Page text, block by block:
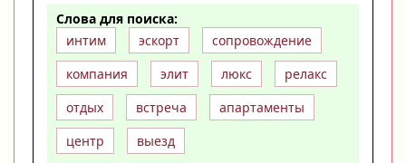
Слова для поиска:
интим
эскорт
сопровождение
компания
элит люкс
релакс
отдых
встреча
апартаменты
центр
выезд